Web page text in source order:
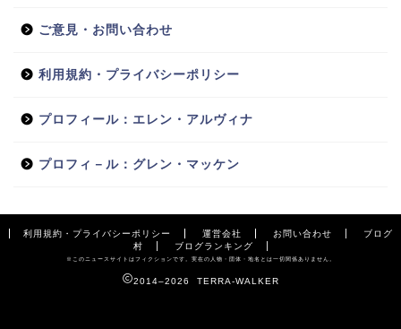
ご意見・お問い合わせ
利用規約・プライバシーポリシー
プロフィール：エレン・アルヴィナ
プロフィ－ル：グレン・マッケン
利用規約・プライバシーポリシー 運営会社 お問い合わせ
ブログ
村
ブログランキング
※このニュースサイトはフィクションです。実在の人物・団体・地名とは一切関係ありません。
2014–2026 TERRA-WALKER